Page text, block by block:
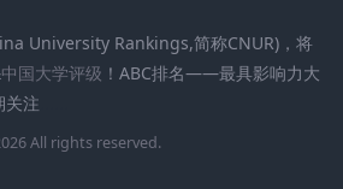
University Rankings,简称CNUR)，将
中国大学评级 ！ABC排名——最具影响力大
关注
All rights reserved.